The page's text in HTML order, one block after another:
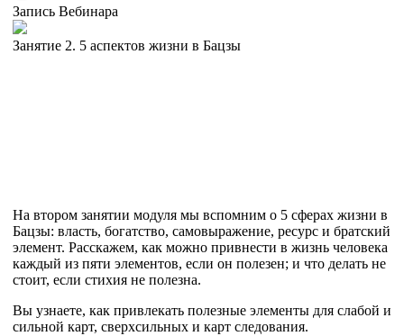
Запись Вебинара
Занятие 2. 5 аспектов жизни в Бацзы
На втором занятии модуля мы вспомним о 5 сферах жизни в
Бацзы: власть, богатство, самовыражение, ресурс и братский
элемент. Расскажем, как можно привнести в жизнь человека
каждый из пяти элементов, если он полезен; и что делать не
стоит, если стихия не полезна.
Вы узнаете, как привлекать полезные элементы для слабой и
сильной карт, сверхсильных и карт следования.